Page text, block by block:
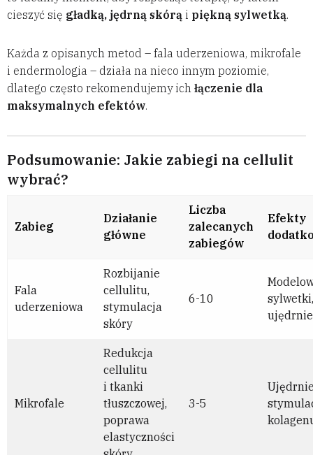
cieszyć się gładką, jędrną skórą i piękną sylwetką.
Każda z opisanych metod – fala uderzeniowa, mikrofale
i endermologia – działa na nieco innym poziomie,
dlatego często rekomendujemy ich łączenie dla
maksymalnych efektów.
Podsumowanie: Jakie zabiegi na cellulit
wybrać?
Zabieg
Działanie
główne
Liczba
zalecanych
zabiegów
Efekty
Fala
uderzeniowa
Rozbijanie
cellulitu,
stymulacja
skóry
6-10
sylwetki,
Mikrofale
Redukcja
cellulitu
i tkanki
tłuszczowej,
poprawa
elastyczności
3-5